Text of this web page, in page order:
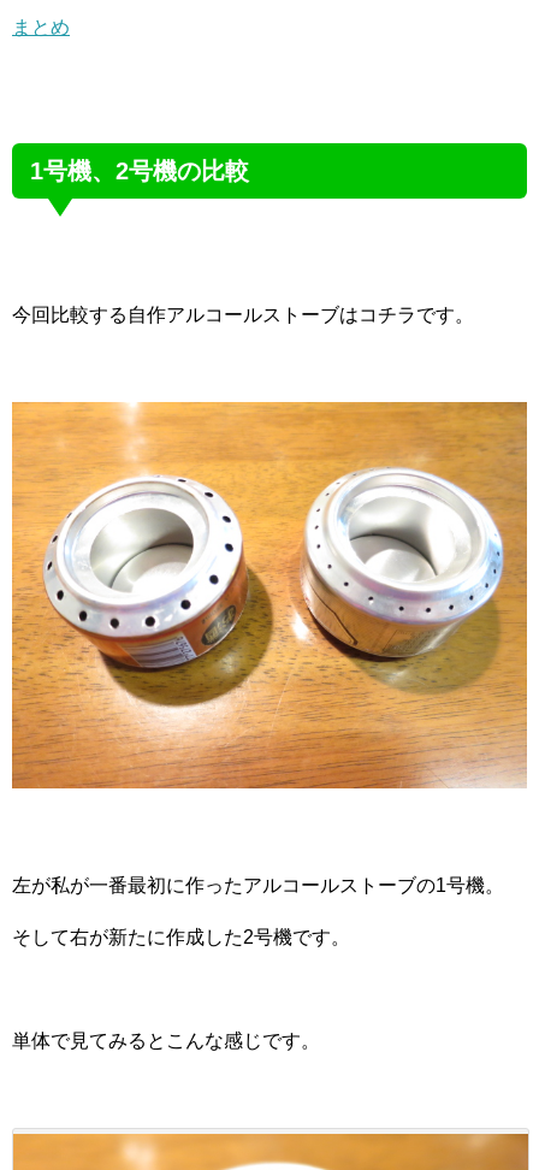
まとめ
1号機、2号機の比較
今回比較する自作アルコールストーブはコチラです。
左が私が一番最初に作ったアルコールストーブの1号機。
そして右が新たに作成した2号機です。
単体で見てみるとこんな感じです。